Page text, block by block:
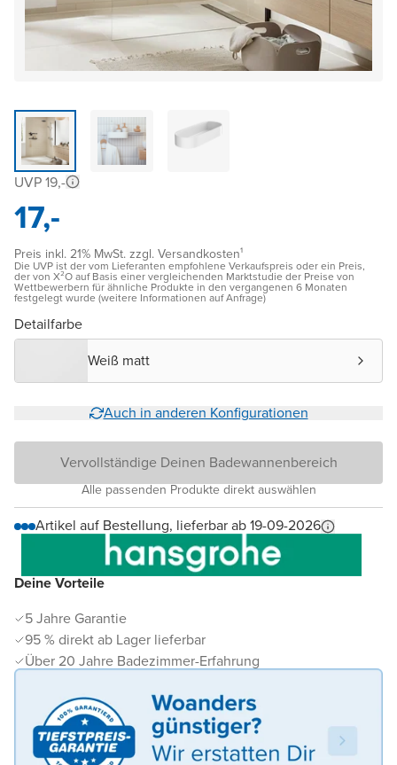
Deine Vorteile
5 Jahre Garantie
95 % direkt ab Lager lieferbar
Über 20 Jahre Badezimmer-Erfahrung
UVP 19,-
17,-
Preis inkl. 21% MwSt. zzgl. Versandkosten¹
Die UVP ist der vom Lieferanten empfohlene Verkaufspreis oder ein Preis,
der von X²O auf Basis einer vergleichenden Marktstudie der Preise von
Wettbewerbern für ähnliche Produkte in den vergangenen 6 Monaten
festgelegt wurde (weitere Informationen auf Anfrage)
Detailfarbe
Weiß matt
Auch in anderen Konfigurationen
Vervollständige Deinen Badewannenbereich
Alle passenden Produkte direkt auswählen
Artikel auf Bestellung, lieferbar ab 19-09-2026